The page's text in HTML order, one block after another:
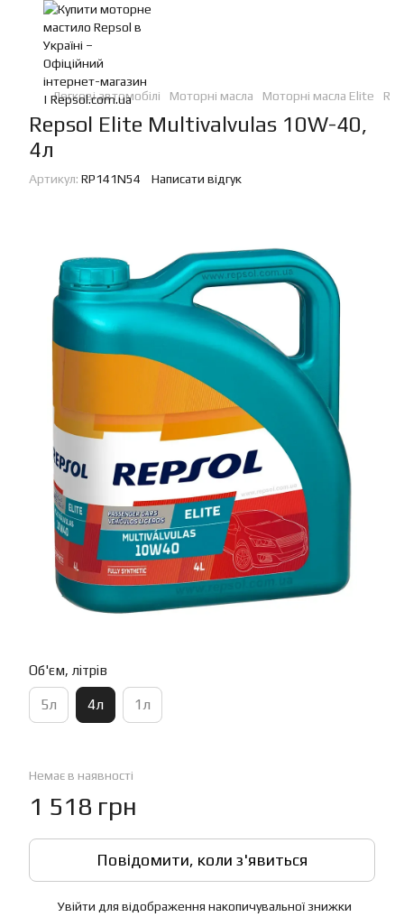
Легкові автомобілі Моторні масла Моторні масла Elite
Repsol Elite Multivalvulas 10W-40,
4л
Артикул: RP141N54 Написати відгук
Об'єм, літрів
5л 4л 1л
Немає в наявності
1 518 грн
Повідомити, коли з'явиться
Увійти для відображення накопичувальної знижки